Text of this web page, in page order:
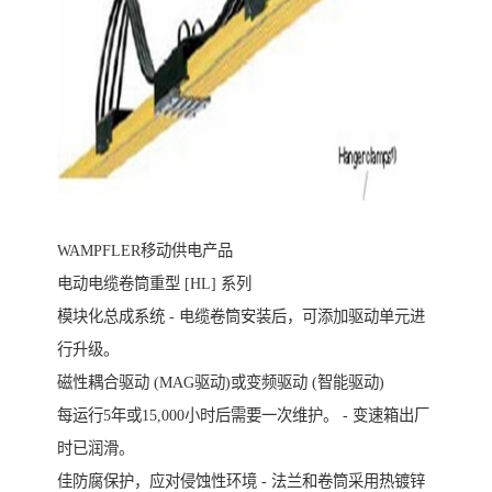
WAMPFLER移动供电产品
电动电缆卷筒重型 [HL] 系列
模块化总成系统 - 电缆卷筒安装后，可添加驱动单元进
行升级。
磁性耦合驱动 (MAG驱动)或变频驱动 (智能驱动)
每运行5年或15,000小时后需要一次维护。 - 变速箱出厂
时已润滑。
佳防腐保护，应对侵蚀性环境 - 法兰和卷筒采用热镀锌